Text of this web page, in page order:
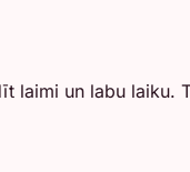
laimi un labu laiku.